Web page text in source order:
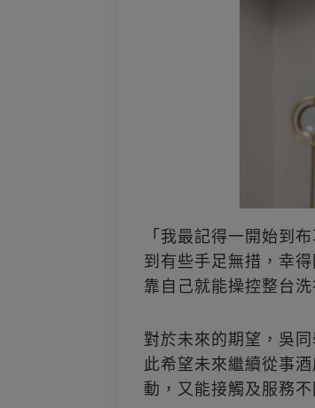
「我最記得一開始到
到有些手足無措，幸
靠自己就能操控整台
對於未來的期望，吳
此希望未來繼續從事
動，又能接觸及服務